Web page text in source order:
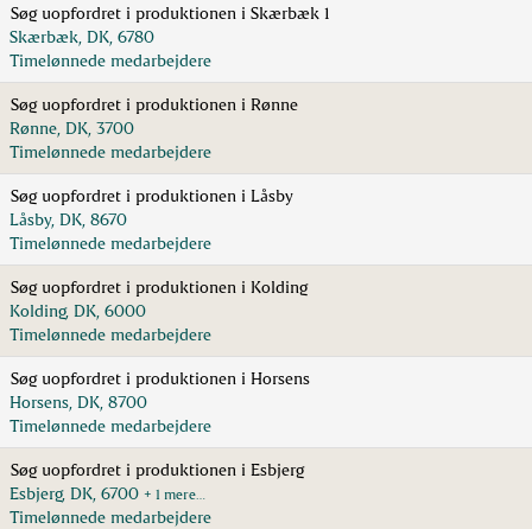
Søg uopfordret i produktionen i Skærbæk 1
Skærbæk, DK, 6780
Timelønnede medarbejdere
Søg uopfordret i produktionen i Rønne
Rønne, DK, 3700
Timelønnede medarbejdere
Søg uopfordret i produktionen i Låsby
Låsby, DK, 8670
Timelønnede medarbejdere
Søg uopfordret i produktionen i Kolding
Kolding, DK, 6000
Timelønnede medarbejdere
Søg uopfordret i produktionen i Horsens
Horsens, DK, 8700
Timelønnede medarbejdere
Søg uopfordret i produktionen i Esbjerg
Esbjerg, DK, 6700 + 1 mere…
Timelønnede medarbejdere